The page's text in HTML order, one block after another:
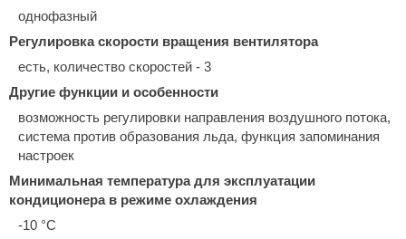
однофазный
Регулировка скорости вращения вентилятора
есть, количество скоростей - 3
Другие функции и особенности
возможность регулировки направления воздушного потока,
система против образования льда, функция запоминания
настроек
Минимальная температура для эксплуатации
кондиционера в режиме охлаждения
-10 °С